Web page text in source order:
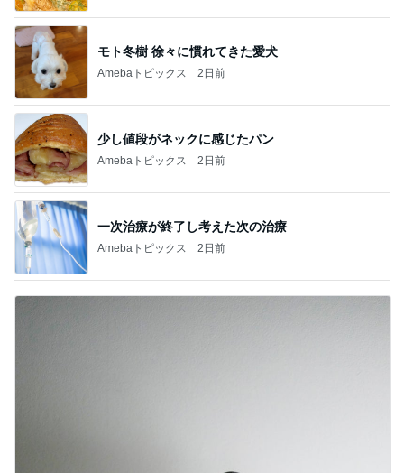
モト冬樹 徐々に慣れてきた愛犬
Amebaトピックス 2日前
少し値段がネックに感じたパン
Amebaトピックス 2日前
一次治療が終了し考えた次の治療
Amebaトピックス 2日前